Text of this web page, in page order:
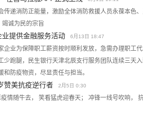
传递消防正能量，激励全体消防救援人员永葆本色
竭诚为民的宗旨
业提供金融服务活动 6月13日 18:47
企业为保障职工薪资按时顺利发放，急需办理职工
跑腿，民生银行天津北辰支行服务团队连续三天
防疫物资，尽显责任与担当。
赞美抗疫逆行者 2月5日 0:30
情随牛去， 笑看猛虎迎春天； 冲锋一线号吹响，